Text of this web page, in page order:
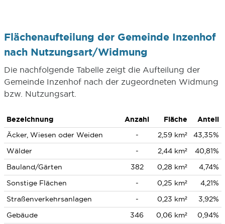
Flächenaufteilung der Gemeinde Inzenhof
nach Nutzungsart/Widmung
Die nachfolgende Tabelle zeigt die Aufteilung der
Gemeinde Inzenhof nach der zugeordneten Widmung
bzw. Nutzungsart.
Bezeichnung Anzahl Fläche
Anteil
Äcker, Wiesen oder Weiden
- 2,59 km²
43,35%
Wälder
- 2,44 km²
40,81%
Bauland/Gärten
382 0,28 km²
4,74%
Sonstige Flächen
- 0,25 km²
4,21%
Straßenverkehrsanlagen
- 0,23 km²
3,92%
Gebäude
346 0,06 km² 0,94%